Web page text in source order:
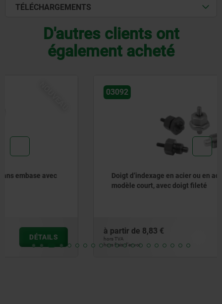
TÉLÉCHARGEMENTS
D'autres clients ont
également acheté
Doigt d’indexage en acier ou en acier inoxydable,
modèle court, avec doigt fileté
à partir de 8,83 €
hors TVA
hors frais d’envoi